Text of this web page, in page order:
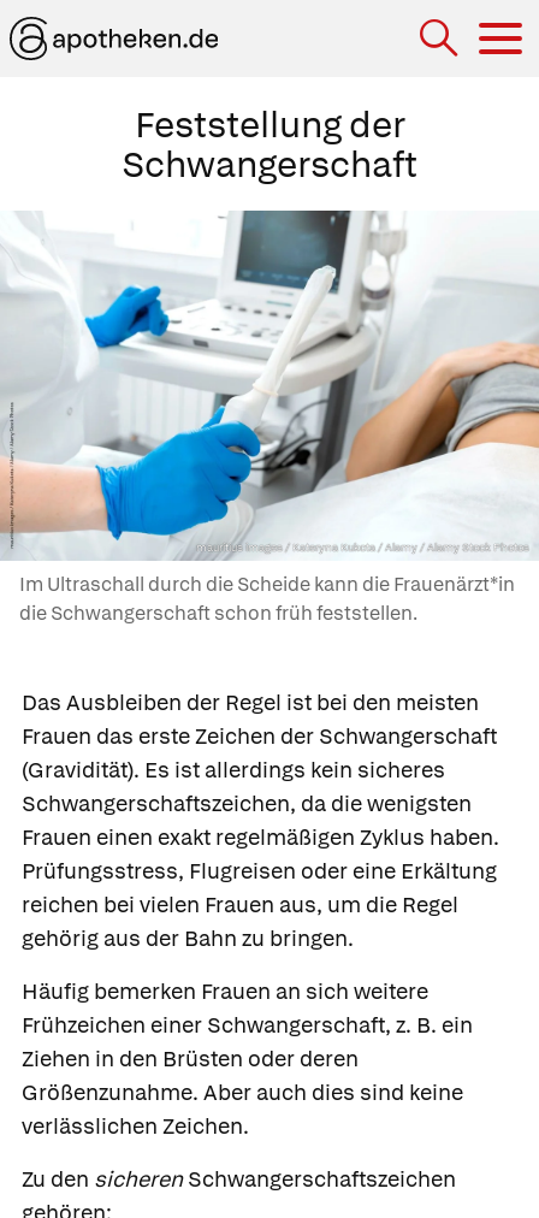
Feststellung der
Schwangerschaft
mauritius images / Kateryna Kukota / Alamy / Alamy Stock Photos
Im Ultraschall durch die Scheide kann die Frauenärzt*in
die Schwangerschaft schon früh feststellen.
Das Ausbleiben der Regel ist bei den meisten
Frauen das erste Zeichen der Schwangerschaft
(Gravidität). Es ist allerdings kein sicheres
Schwangerschaftszeichen, da die wenigsten
Frauen einen exakt regelmäßigen Zyklus haben.
Prüfungsstress, Flugreisen oder eine Erkältung
reichen bei vielen Frauen aus, um die Regel
gehörig aus der Bahn zu bringen.
Häufig bemerken Frauen an sich weitere
Frühzeichen einer Schwangerschaft, z. B. ein
Ziehen in den Brüsten oder deren
Größenzunahme. Aber auch dies sind keine
verlässlichen Zeichen.
Zu den sicherenSchwangerschaftszeichen
gehören: